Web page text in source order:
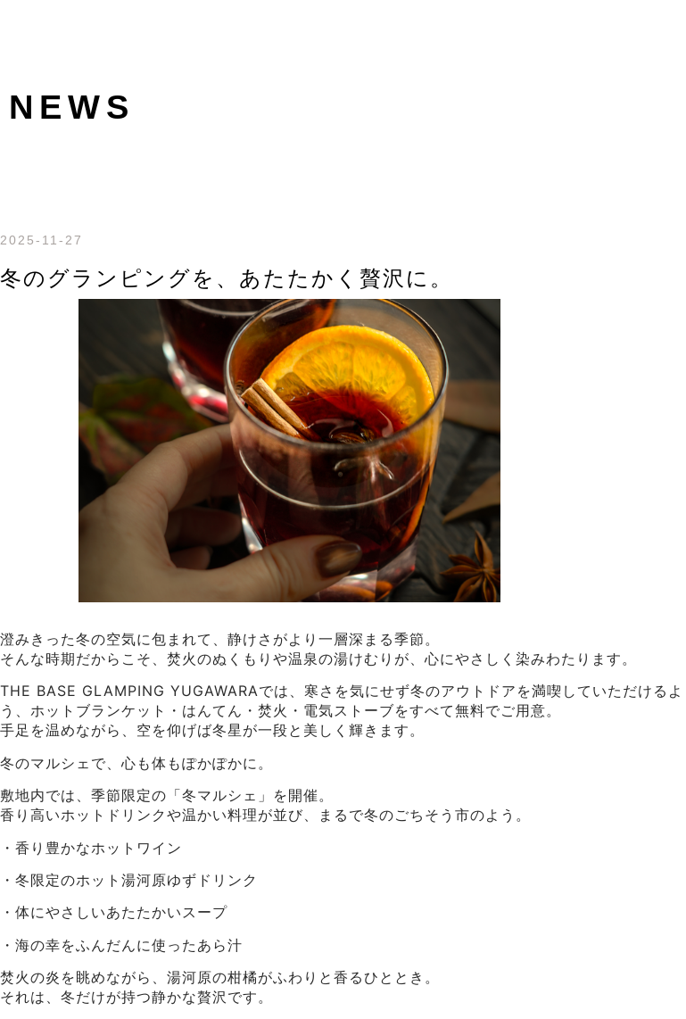
NEWS
2025-11-27
冬のグランピングを、あたたかく贅沢に。
澄みきった冬の空気に包まれて、静けさがより一層深まる季節。
そんな時期だからこそ、焚火のぬくもりや温泉の湯けむりが、心にやさしく染みわたります。
THE BASE GLAMPING YUGAWARAでは、寒さを気にせず冬のアウトドアを満喫していただけるよ
う、ホットブランケット・はんてん・焚火・電気ストーブをすべて無料でご用意。
手足を温めながら、空を仰げば冬星が一段と美しく輝きます。
冬のマルシェで、心も体もぽかぽかに。
敷地内では、季節限定の「冬マルシェ」を開催。
香り高いホットドリンクや温かい料理が並び、まるで冬のごちそう市のよう。
・香り豊かなホットワイン
・冬限定のホット湯河原ゆずドリンク
・体にやさしいあたたかいスープ
・海の幸をふんだんに使ったあら汁
焚火の炎を眺めながら、湯河原の柑橘がふわりと香るひととき。
それは、冬だけが持つ静かな贅沢です。